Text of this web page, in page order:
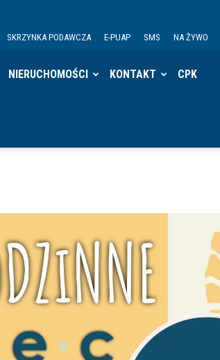
SKRZYNKA PODAWCZA E-PUAP SMS NA ŻYWO
NIERUCHOMOŚCI KONTAKT CPK